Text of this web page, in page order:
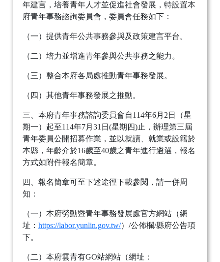
年建言，培養青年人才並促進社會發展，特設置本
府青年事務諮詢委員會，委員會任務如下：
（一）提供青年公共事務參與及政策建言平台。
（二）培力並增進青年參與公共事務之能力。
（三）整合本府各局處推動青年事務發展。
（四）其他青年事務發展之推動。
三、本府青年事務諮詢委員會自114年6月2日（星
期一）起至114年7月31日(星期四)止，辦理第三屆
青年委員公開招募作業，並以就讀、就業或設籍於
本縣，年齡介於16歲至40歲之青年進行遴選，報名
方式如附件報名簡章。
四、報名簡章可至下述途徑下載參閱，請一併周
知：
（一）本府勞動暨青年事務發展處官方網站（網
址： https://labor.yunlin.gov.tw/）/公佈欄/縣府公告項
下。
（二）本府雲青有GO站網站（網址：